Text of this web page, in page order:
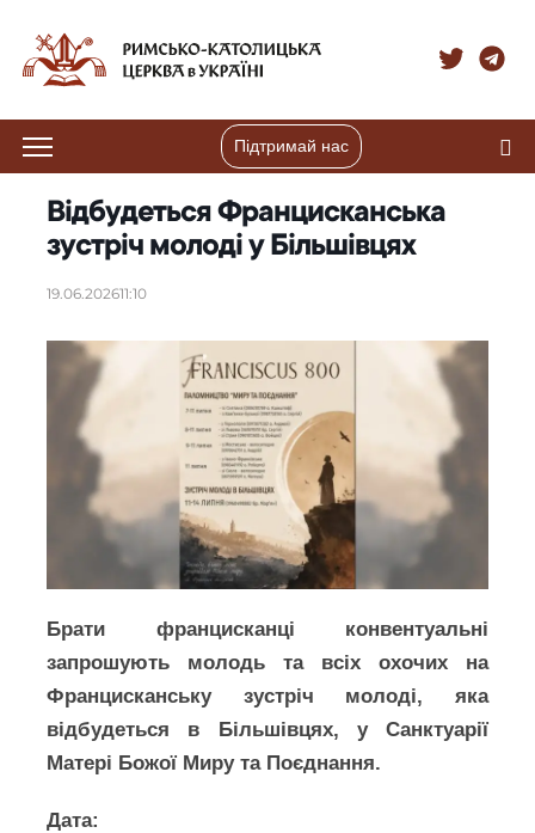
Підтримай нас
Відбудеться Францисканська
зустріч молоді у Більшівцях
19.06.202611:10
Брати францисканці конвентуальні
запрошують молодь та всіх охочих на
Францисканську зустріч молоді, яка
відбудеться в Більшівцях, у Санктуарії
Матері Божої Миру та Поєднання.
Дата: